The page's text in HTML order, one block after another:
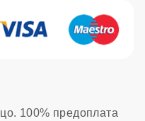
100% предоплата